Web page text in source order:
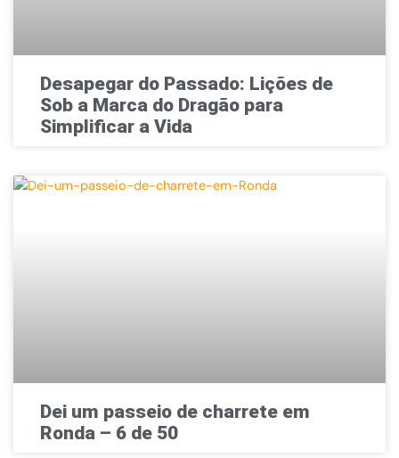
Desapegar do Passado: Lições de
Sob a Marca do Dragão para
Simplificar a Vida
Dei um passeio de charrete em
Ronda – 6 de 50